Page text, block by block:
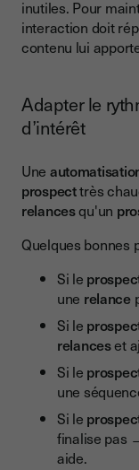
inutiles. Pour
interaction doit
contenu lui
Adapter le
d’intérêt
Une
prospecttrès
relancesqu'un
Quelques bonnes
Si le
une relance
Si le
relanceset
Si le
une
Si le
finalise pas
aide.